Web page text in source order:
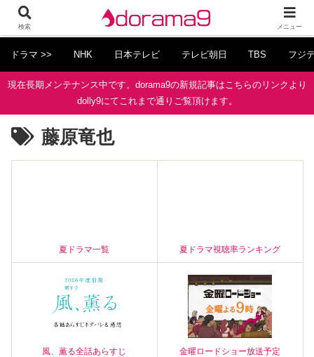
ドラマ >> NHK 日本テレビ テレビ朝日 TBS フジ
現在長期メンテナンス中です。dorama9の新規記事はこちらのリンクより
dolly9にてこれまで通りご覧頂けます。
藤原竜也
夏ドラマ一覧 夏ドラマ視聴率ランキング
風、薫る全話あらすじ 金曜ロードショー放送予定
検索 メニュー